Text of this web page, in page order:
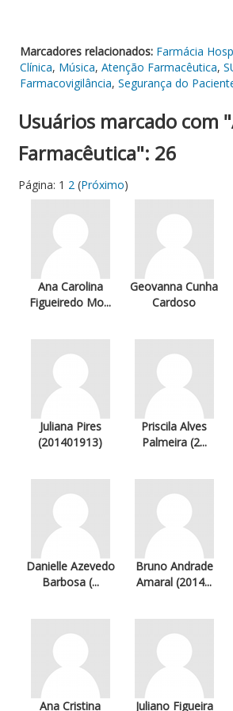
Marcadores relacionados: Farmácia
Clínica, Música, Atenção Farmacêutica,
Farmacovigilância, Segurança do
Usuários marcado com
Farmacêutica": 26
Página: 1 2 (Próximo)
Ana Carolina
Figueiredo Mo...
Geovanna Cunha
Cardoso
Juliana Pires
(201401913)
Priscila Alves
Palmeira (2...
Danielle Azevedo
Barbosa (...
Bruno Andrade
Amaral (2014...
Ana Cristina
Juliano Figueira